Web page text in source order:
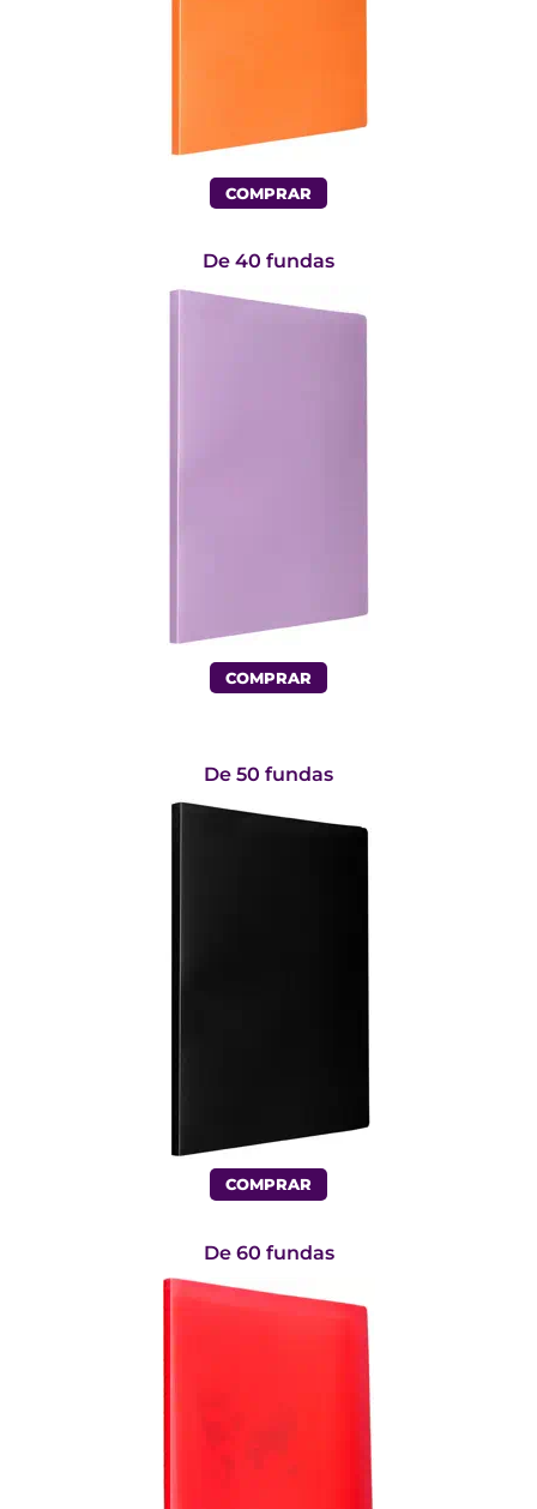
COMPRAR
De 40 fundas
COMPRAR
De 50 fundas
COMPRAR
De 60 fundas